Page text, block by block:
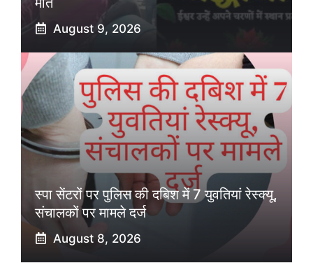
August 9, 2026
स्पा सेंटरों पर पुलिस की दबिश में 7 युवतियां रेस्क्यू,
संचालकों पर मामले दर्ज
August 8, 2026